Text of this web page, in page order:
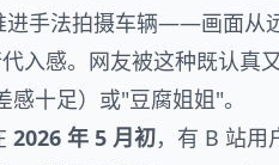
进手法拍摄车辆——画面从
入感。网友被这种既认真
十足）或"豆腐姐姐"。
2026 年 5 月初，有 B 站用